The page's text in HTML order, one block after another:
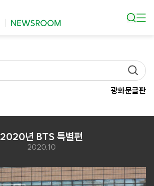
광화문글판
2020년 BTS 특별편
2020.10